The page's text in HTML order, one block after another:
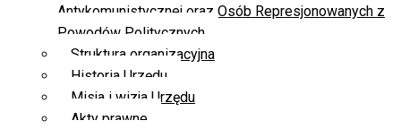
Antykomunistycznej oraz Osób Represjonowanych z
Powodów Politycznych
Struktura organizacyjna
Historia Urzędu
Misja i wizja Urzędu
Akty prawne